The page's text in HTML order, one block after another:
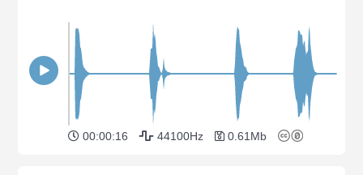
00:00:16 44100Hz 0.61Mb